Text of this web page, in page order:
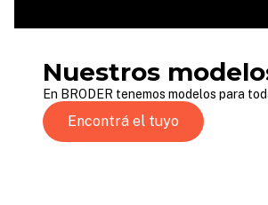
Nuestros
En BRODER tenemos modelos para
Encontrá el tuyo